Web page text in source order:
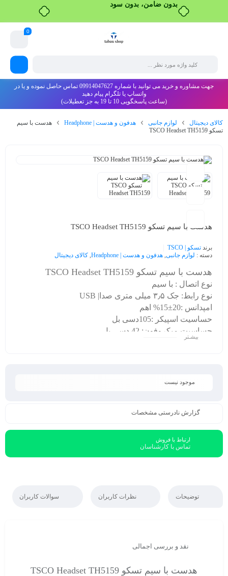
بدون ضامن، بدون سود
0
جهت مشاوره و خرید می توانید با شماره 09914047627 تماس حاصل نموده و یا در
واتساپ یا تلگرام پیام دهید
(ساعت پاسخگویی 10 تا 19 به جز تعطیلات)
کالای دیجیتال لوازم جانبی هدفون و هدست | Headphone
هدست با سیم
تسکو TSCO Headset TH5159
هدست با سیم تسکو TSCO Headset TH5159
برند تسکو | TSCO
دسته : لوازم جانبی, هدفون و هدست | Headphone , کالای دیجیتال
هدست با سیم تسکو TSCO Headset TH5159
نوع اتصال : با سیم
نوع رابط: جک ۳٫۵ میلی متری صدا| USB
امپدانس :20±15% اهم
حساسیت اسپیکر :105دسی بل
حساسیت میکروفون: 42 دسی بل
محدوده فرکانس:20Hz-20KHz
بیشـتر
موجود نیست
گزارش نادرستی مشخصات
ارتباط با فروش
تماس با کارشناسان
توضیحات نظرات کاربران سوالات کاربران
نقد و بررسی اجمالی
هدست با سیم تسکو TSCO Headset TH5159